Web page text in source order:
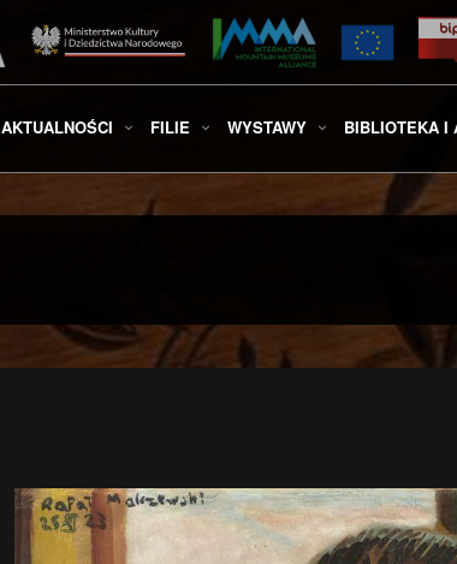
AKTUALNOŚCI FILIE WYSTAWY BIBLIOTEKA I